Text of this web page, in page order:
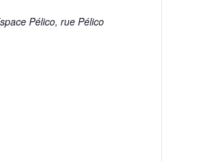
Pélico, rue Pélico